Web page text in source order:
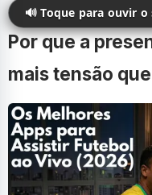
🔊 Toque para ouvir o
Por que a
mais tensão